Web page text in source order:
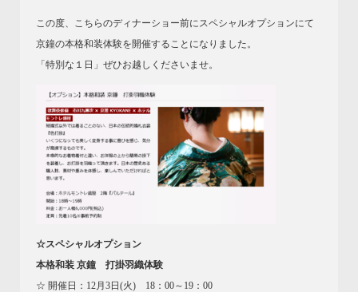
この度、こちらのディナーショー前にスペシャルオプションにて
京鐘の本格和装体験を開催することになりました。
「特別な１日」ぜひお越しくださいませ。
☆スペシャルオプション
本格和装 京鐘 打掛羽織体験
☆ 開催日：12月3日(火) 18：00～19：00